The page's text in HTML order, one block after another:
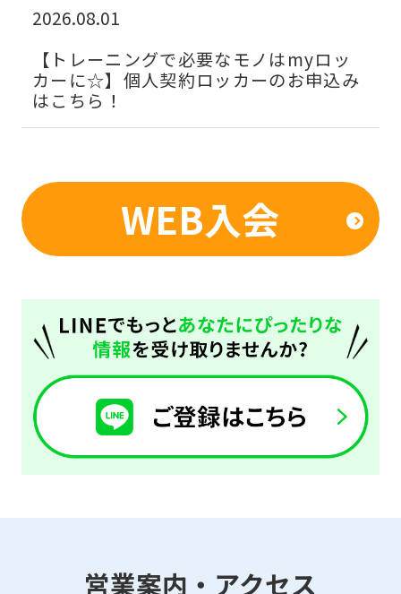
24時間ジムってどんなところ？よくある
ご質問はこちら！
2026.08.01
【トレーニングで必要なモノはmyロッ
カーに☆】個人契約ロッカーのお申込み
はこちら！
WEB入会
営業案内・アクセス
For
foreigners
Central
Sports
official
is
translated
English.